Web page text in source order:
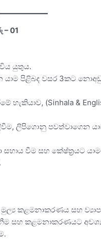
01
යුතුය.
යාම පිළිබද වසර 3කට
(Sinhala &
ලිවීම, ලිපිගොනු පවත්වාගෙන
සහාය වීම සහ කේෂ්ත‍්‍රයට
කළමනාකරණය සහ
සහ කළමනාකරණයට